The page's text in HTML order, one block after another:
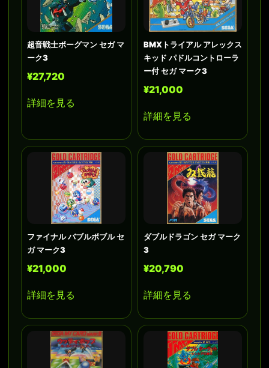
超音戦士ボーグマン セガ マ
ーク3
¥27,720
詳細を見る
BMXトライアル アレックス
キッド パドルコントローラ
ー付 セガ マーク3
¥21,000
詳細を見る
ファイナル バブルボブル セ
ガ マーク3
¥21,000
詳細を見る
ダブルドラゴン セガ マーク
3
¥20,790
詳細を見る